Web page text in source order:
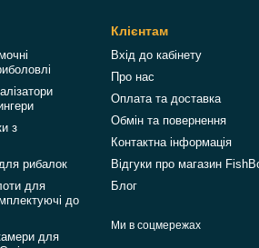
з
рибалок
для
до
для
Клієнтам
Вхід до кабінету
Про нас
Оплата та доставка
Обмін та повернення
Контактна інформація
Відгуки про магазин
Блог
Ми в соцмережах